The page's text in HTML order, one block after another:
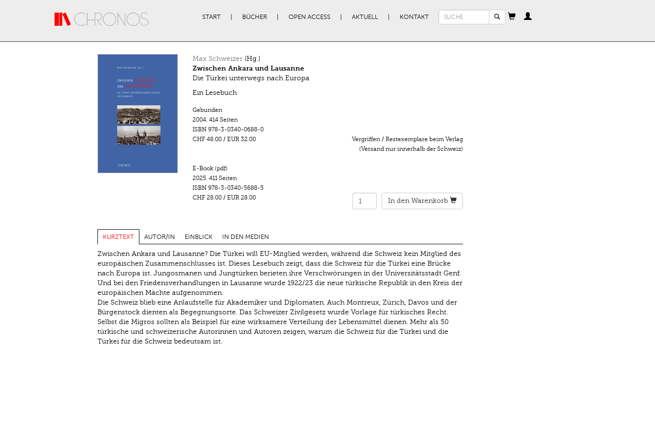
START BÜCHER OPEN ACCESS AKTUELL KONTAKT
Suchformular
Max Schweizer(Hg.)
Zwischen Ankara und Lausanne
Die Türkei unterwegs nach Europa
Ein Lesebuch
Gebunden
2004. 414 Seiten
ISBN 978-3-0340-0688-0
CHF 48.00/ EUR 32.00
Vergriffen / Restexemplare beim Verlag
(Versand nur innerhalb der Schweiz)
E-Book (pdf)
2025. 411 Seiten
ISBN 978-3-0340-5688-5
CHF 28.00/ EUR 28.00 In den Warenkorb
KURZTEXT AUTOR/IN EINBLICK IN DEN MEDIEN
Zwischen Ankara und Lausanne? Die Türkei will EU-Mitglied werden, während die Schweiz kein Mitglied des
europäischen Zusammenschlusses ist. Dieses Lesebuch zeigt, dass die Schweiz für die Türkei eine Brücke
nach Europa ist. Jungosmanen und Jungtürken berieten ihre Verschwörungen in der Universitätsstadt Genf.
Und bei den Friedensverhandlungen in Lausanne wurde 1922/23 die neue türkische Republik in den Kreis der
europäischen Mächte aufgenommen.
Die Schweiz blieb eine Anlaufstelle für Akademiker und Diplomaten. Auch Montreux, Zürich, Davos und der
Bürgenstock dienten als Begegnungsorte. Das Schweizer Zivilgesetz wurde Vorlage für türkisches Recht.
Selbst die Migros sollten als Beispiel für eine wirksamere Verteilung der Lebensmittel dienen. Mehr als 50
türkische und schweizerische Autorinnen und Autoren zeigen, warum die Schweiz für die Türkei und die
Türkei für die Schweiz bedeutsam ist.